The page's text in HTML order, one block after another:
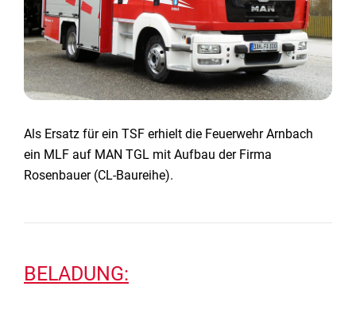
Als Ersatz für ein TSF erhielt die Feuerwehr Arnbach
ein MLF auf MAN TGL mit Aufbau der Firma
Rosenbauer (CL-Baureihe).
BELADUNG: